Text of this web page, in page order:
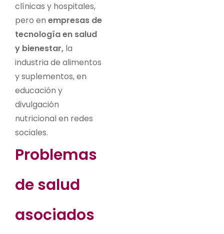
clínicas y hospitales,
pero en empresas de
tecnología en salud
y bienestar, la
industria de alimentos
y suplementos, en
educación y
divulgación
nutricional en redes
sociales.
Problemas
de salud
asociados